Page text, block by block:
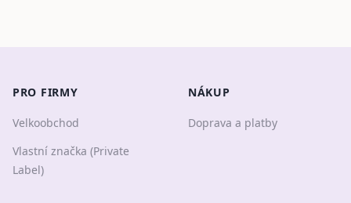
PRO FIRMY
Velkoobchod
Vlastní značka (Private
Label)
NÁKUP
Doprava a platby